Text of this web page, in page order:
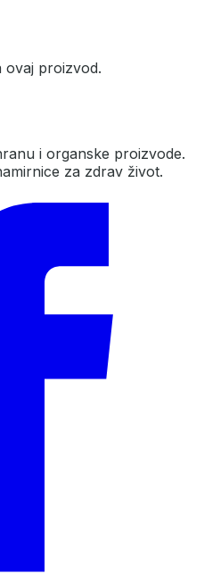
ovaj proizvod.
i organske proizvode.
za zdrav život.